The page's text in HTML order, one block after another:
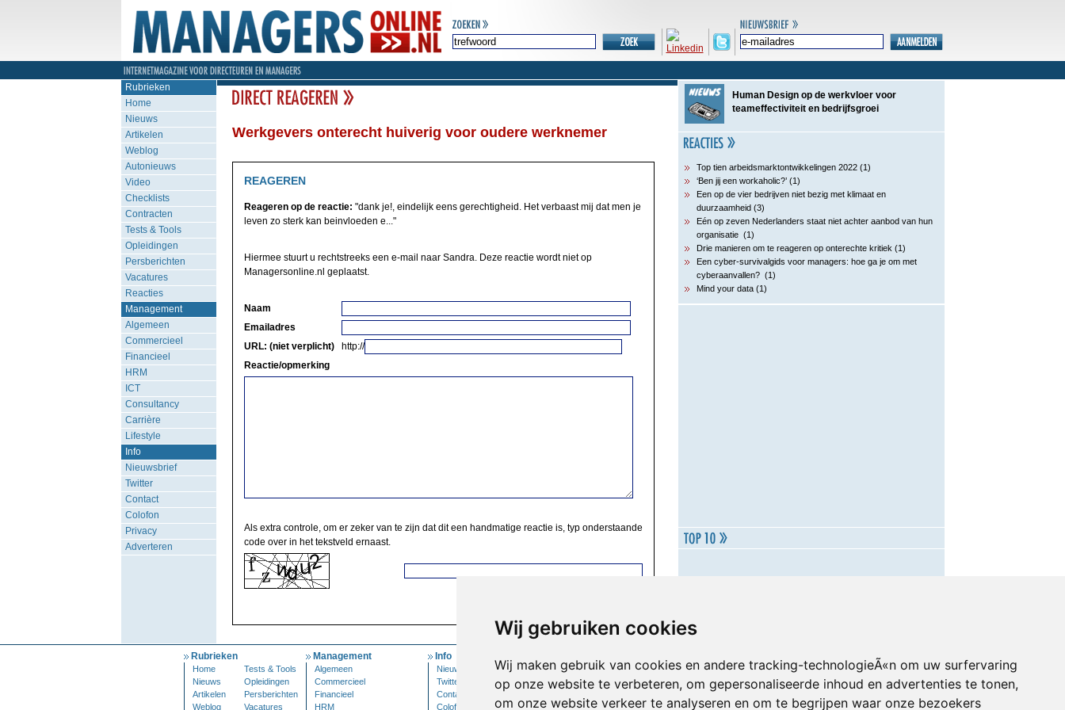
Wij gebruiken cookies
Wij maken gebruik van cookies en andere tracking-technologieÃ«n om uw surfervaring
op onze website te verbeteren, om gepersonaliseerde inhoud en advertenties te tonen,
om onze website verkeer te analyseren en om te begrijpen waar onze bezoekers
Rubrieken
Home
Nieuws
Artikelen
Weblog
Autonieuws
Video
Checklists
Contracten
Tests & Tools
Opleidingen
Persberichten
Vacatures
Reacties
Management
Algemeen
Commercieel
Financieel
HRM
ICT
Consultancy
Carrière
Lifestyle
Info
Nieuwsbrief
Twitter
Contact
Colofon
Privacy
Adverteren
Werkgevers onterecht huiverig voor oudere werknemer
REAGEREN
Reageren op de reactie: "dank je!, eindelijk eens gerechtigheid. Het verbaast mij dat men je
leven zo sterk kan beinvloeden e..."
Hiermee stuurt u rechtstreeks een e-mail naar Sandra. Deze reactie wordt niet op
Managersonline.nl geplaatst.
Naam
Emailadres
URL: (niet verplicht)
http://
Reactie/opmerking
Als extra controle, om er zeker van te zijn dat dit een handmatige reactie is, typ onderstaande
code over in het tekstveld ernaast.
Human Design op de werkvloer voor
teameffectiviteit en bedrijfsgroei
Top tien arbeidsmarktontwikkelingen 2022 (1)
‘Ben jij een workaholic?’ (1)
Een op de vier bedrijven niet bezig met klimaat en
duurzaamheid (3)
Eén op zeven Nederlanders staat niet achter aanbod van hun
organisatie (1)
Drie manieren om te reageren op onterechte kritiek (1)
Een cyber-survivalgids voor managers: hoe ga je om met
cyberaanvallen? (1)
Mind your data (1)
Rubrieken
Home
Tests & Tools
Nieuws
Opleidingen
Artikelen
Persberichten
Weblog
Vacatures
Management
Algemeen
Commercieel
Financieel
HRM
Info
Nieuwsbrief
Twitter
Contact
Colofon
Inloggen